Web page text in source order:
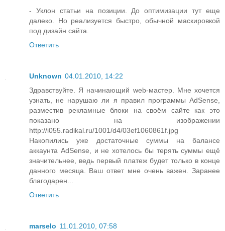
- Уклон статьи на позиции. До оптимизации тут еще
далеко. Но реализуется быстро, обычной маскировкой
под дизайн сайта.
Ответить
Unknown 04.01.2010, 14:22
Здравствуйте. Я начинающий web-мастер. Мне хочется
узнать, не нарушаю ли я правил программы AdSense,
разместив рекламные блоки на своём сайте как это
показано на изображении
http://i055.radikal.ru/1001/d4/03ef1060861f.jpg
Накопились уже достаточные суммы на балансе
аккаунта AdSense, и не хотелось бы терять суммы ещё
значительнее, ведь первый платеж будет только в конце
данного месяца. Ваш ответ мне очень важен. Заранее
благодарен...
Ответить
marselo 11.01.2010, 07:58